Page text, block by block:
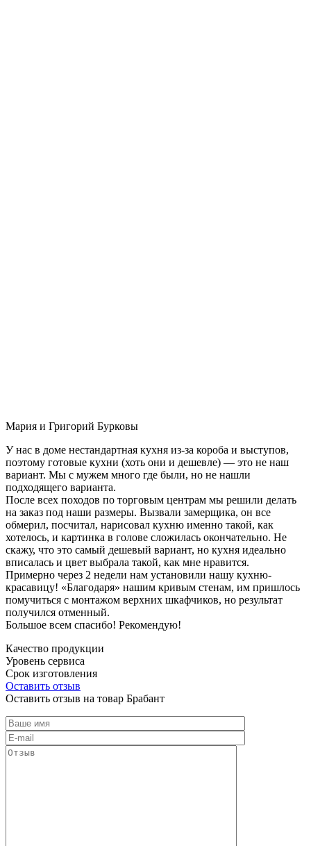
Мария и Григорий Бурковы
У нас в доме нестандартная кухня из-за короба и выступов,
поэтому готовые кухни (хоть они и дешевле) — это не наш
вариант. Мы с мужем много где были, но не нашли
подходящего варианта.
После всех походов по торговым центрам мы решили делать
на заказ под наши размеры. Вызвали замерщика, он все
обмерил, посчитал, нарисовал кухню именно такой, как
хотелось, и картинка в голове сложилась окончательно. Не
скажу, что это самый дешевый вариант, но кухня идеально
вписалась и цвет выбрала такой, как мне нравится.
Примерно через 2 недели нам установили нашу кухню-
красавицу! «Благодаря» нашим кривым стенам, им пришлось
помучиться с монтажом верхних шкафчиков, но результат
получился отменный.
Большое всем спасибо! Рекомендую!
Качество продукции
Уровень сервиса
Срок изготовления
Оставить отзыв
Оставить отзыв на товар Брабант